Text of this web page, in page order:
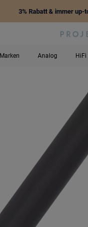
3% Rabatt & immer up-
Marken Analog